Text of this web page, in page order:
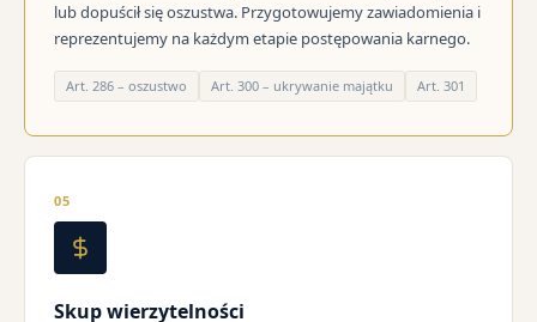
lub dopuścił się oszustwa. Przygotowujemy zawiadomienia i
reprezentujemy na każdym etapie postępowania karnego.
Art. 286 – oszustwo Art. 300 – ukrywanie majątku Art. 301
05
Skup wierzytelności